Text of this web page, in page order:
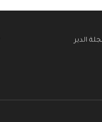
الدير